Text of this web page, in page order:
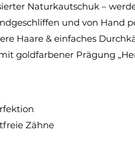
Naturkautschuk –
und von Hand
Haare & einfaches
goldfarbener Prägung
Zähne